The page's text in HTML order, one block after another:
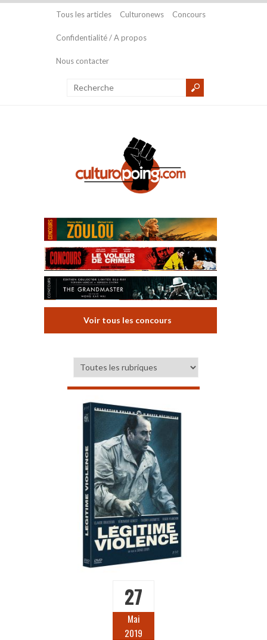
Tous les articles Culturonews Concours
Confidentialité / A propos
Nous contacter
Voir tous les concours
27
Mai
2019